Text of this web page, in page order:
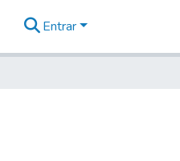
Entrar